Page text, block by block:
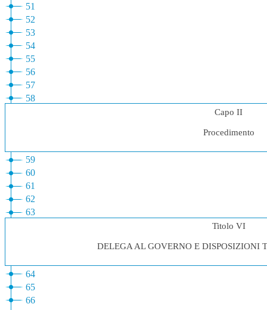
51
52
53
54
55
56
57
58
Capo II
Procedimento
59
60
61
62
63
Titolo VI
DELEGA AL GOVERNO E DISPOSIZIONI
64
65
66